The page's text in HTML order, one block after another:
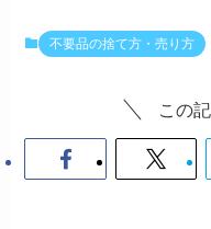
不要品の捨て方・売り方
この